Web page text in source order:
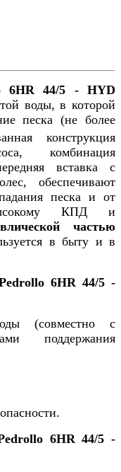
6HR 44/5 - HYD
воды, в которой
песка (не более
конструкция
комбинация
вставка с
обеспечивают
песка и от
КПД и
частью
в быту и в
6HR 44/5 -
(совместно с
поддержания
6HR 44/5 -